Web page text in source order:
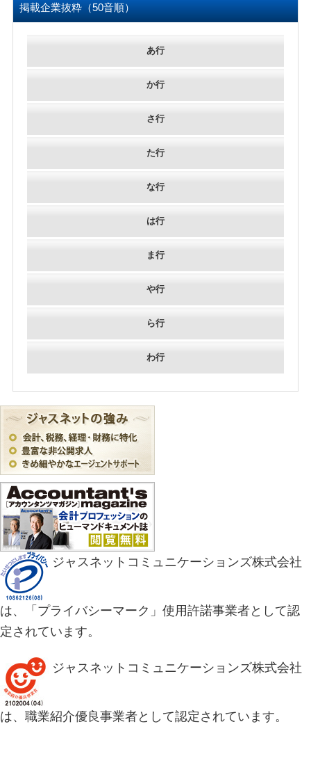
掲載企業抜粋（50音順）
あ行
か行
さ行
た行
な行
は行
ま行
や行
ら行
わ行
ジャスネットコミュニケーションズ株式会社
は、「プライバシーマーク」使用許諾事業者として認
定されています。
ジャスネットコミュニケーションズ株式会社
は、職業紹介優良事業者として認定されています。